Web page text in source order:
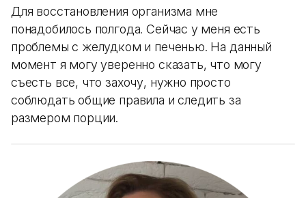
Для восстановления организма мне
понадобилось полгода. Сейчас у меня есть
проблемы с желудком и печенью. На данный
момент я могу уверенно сказать, что могу
съесть все, что захочу, нужно просто
соблюдать общие правила и следить за
размером порции.